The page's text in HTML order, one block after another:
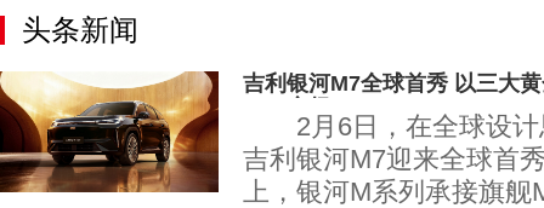
头条新闻
吉利银河M7全球首秀 以三大
2月6日，在全球设计
吉利银河M7迎来全球首
上，银河M系列承接旗舰